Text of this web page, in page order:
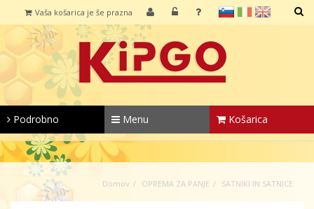
IŠČI
sl it
Vaša košarica je še prazna
Podrobno Menu Košarica
Domov OPREMA ZA PANJE SATNIKI IN SATNICE